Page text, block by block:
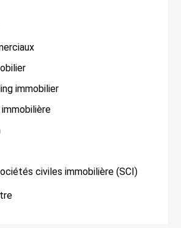
immobilier
civiles immobilière (SCI)